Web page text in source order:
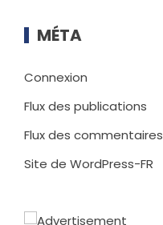
MÉTA
Connexion
Flux des publications
Flux des commentaires
Site de WordPress-FR